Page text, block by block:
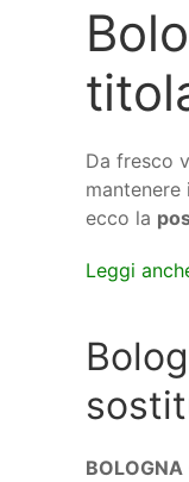
Da fresco
ecco la
Leggi
BOLOGNA